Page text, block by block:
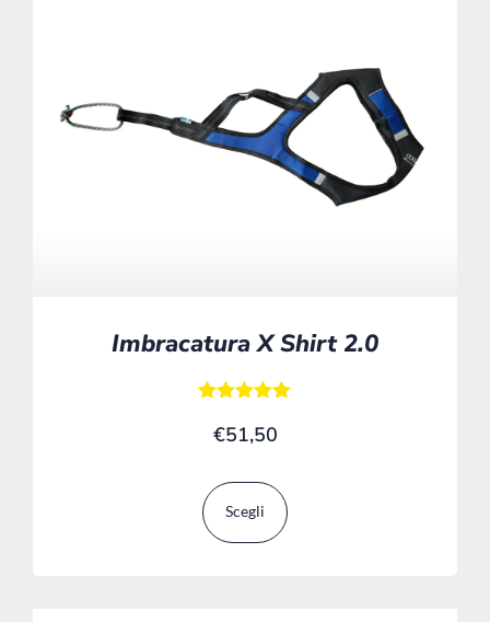
Imbracatura X Shirt 2.0
5.00
€51,50
Scegli